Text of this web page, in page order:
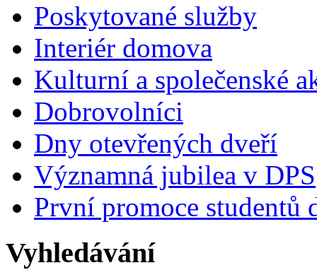
Poskytované služby
Interiér domova
Kulturní a společenské
Dobrovolníci
Dny otevřených dveří
Významná jubilea v DPS
První promoce studentů
Vyhledávání